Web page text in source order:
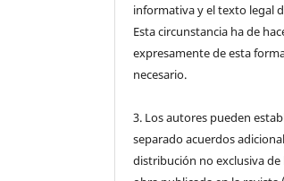
informativa y el texto legal
Esta circunstancia ha de
expresamente de esta
necesario.
3. Los autores pueden
separado acuerdos
distribución no exclusiva de